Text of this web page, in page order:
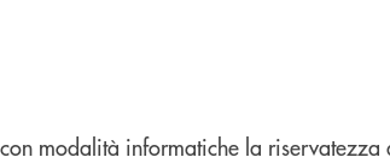
modalità informatiche la